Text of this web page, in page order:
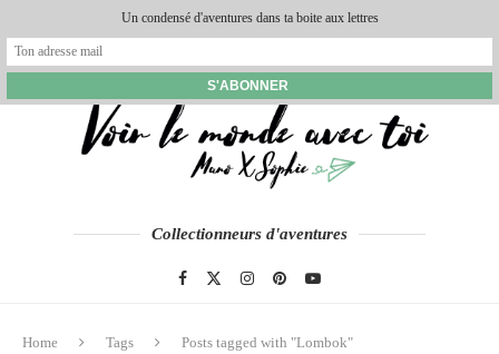
Collectionneurs d'aventures
Home Tags Posts tagged with "Lombok"
Un condensé d'aventures dans ta boite aux lettres